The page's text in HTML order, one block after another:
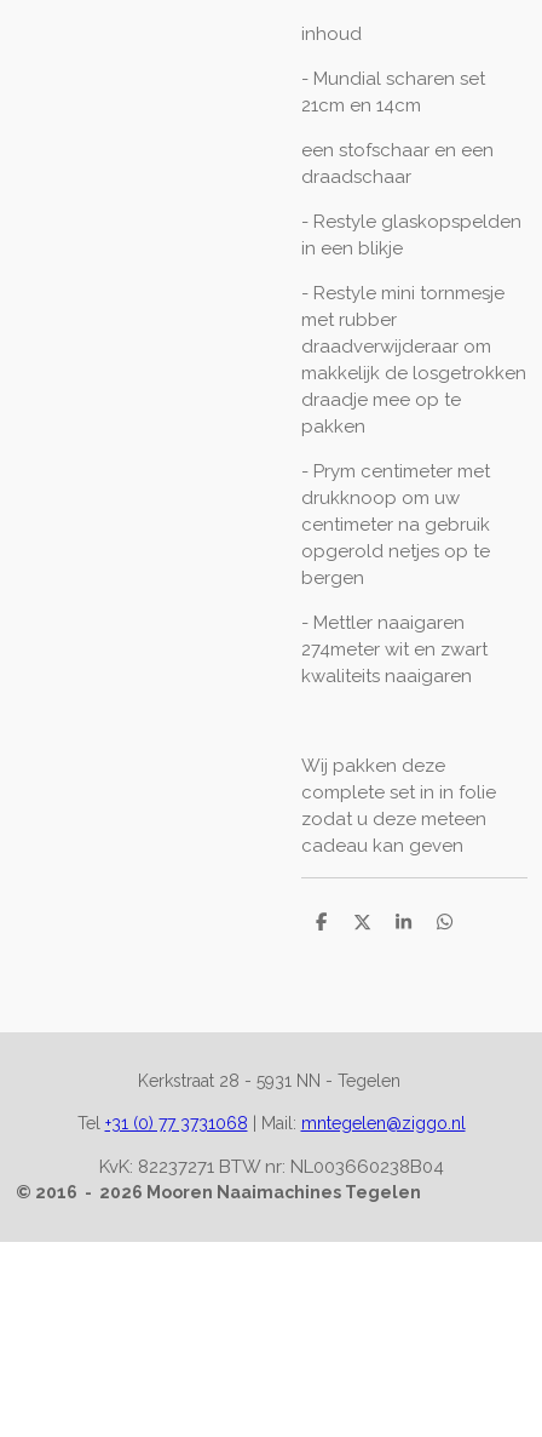
inhoud
- Mundial scharen set
21cm en 14cm
een stofschaar en een
draadschaar
- Restyle glaskopspelden
in een blikje
- Restyle mini tornmesje
met rubber
draadverwijderaar om
makkelijk de losgetrokken
draadje mee op te
pakken
- Prym centimeter met
drukknoop om uw
centimeter na gebruik
opgerold netjes op te
bergen
- Mettler naaigaren
274meter wit en zwart
kwaliteits naaigaren
Wij pakken deze
complete set in in folie
zodat u deze meteen
cadeau kan geven
D
D
S
D
Kerkstraat 28 - 5931 NN - Tegelen
Tel +31 (0) 77 3731068 Mail: mntegelen@ziggo.nl
KvK: 82237271 BTW nr: NL003660238B04
© 2016 - 2026 Mooren Naaimachines Tegelen